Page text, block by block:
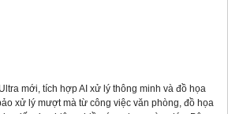
mới, tích hợp AI xử lý thông minh và đồ họa
xử lý mượt mà từ công việc văn phòng, đồ họa